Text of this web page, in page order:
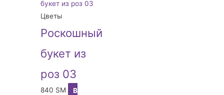
Цветы
Роскошный
букет из
роз 03
840 ЅМ
В